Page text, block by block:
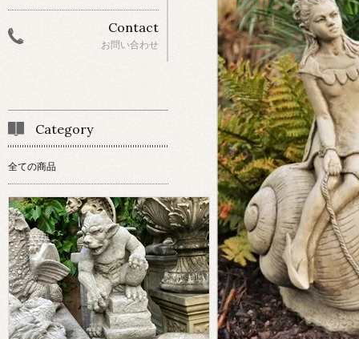
Contact
お問い合わせ
Category
全ての商品